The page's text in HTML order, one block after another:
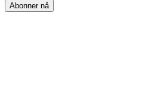
Abonner nå